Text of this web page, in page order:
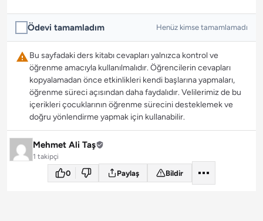
Ödevi tamamladım Henüz kimse tamamlamadı
Bu sayfadaki ders kitabı cevapları yalnızca kontrol ve
öğrenme amacıyla kullanılmalıdır. Öğrencilerin cevapları
kopyalamadan önce etkinlikleri kendi başlarına yapmaları,
öğrenme süreci açısından daha faydalıdır. Velilerimiz de bu
içerikleri çocuklarının öğrenme sürecini desteklemek ve
doğru yönlendirme yapmak için kullanabilir.
Mehmet Ali Taş
1 takipçi
0 Paylaş Bildir